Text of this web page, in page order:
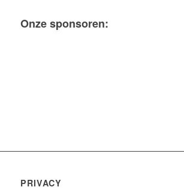
Onze sponsoren:
PRIVACY